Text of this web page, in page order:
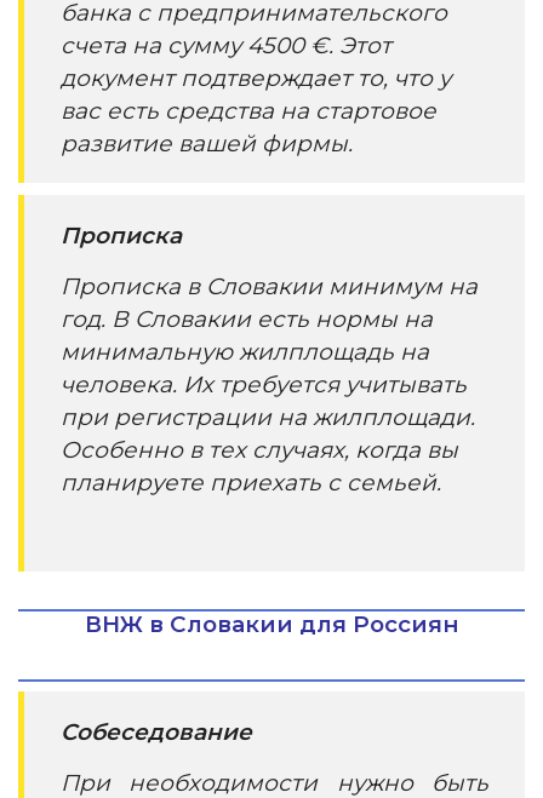
банка с предпринимательского
счета на сумму 4500 €. Этот
документ подтверждает то, что у
вас есть средства на стартовое
развитие вашей фирмы.
Прописка
Прописка в Словакии минимум на
год. В Словакии есть нормы на
минимальную жилплощадь на
человека. Их требуется учитывать
при регистрации на жилплощади.
Особенно в тех случаях, когда вы
планируете приехать с семьей.
ВНЖ в Словакии для Россиян
Собеседование
При необходимости нужно быть